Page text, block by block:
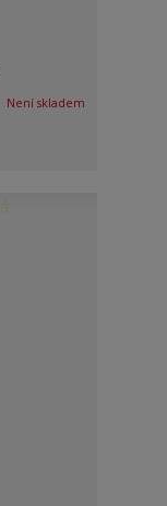
Není skladem